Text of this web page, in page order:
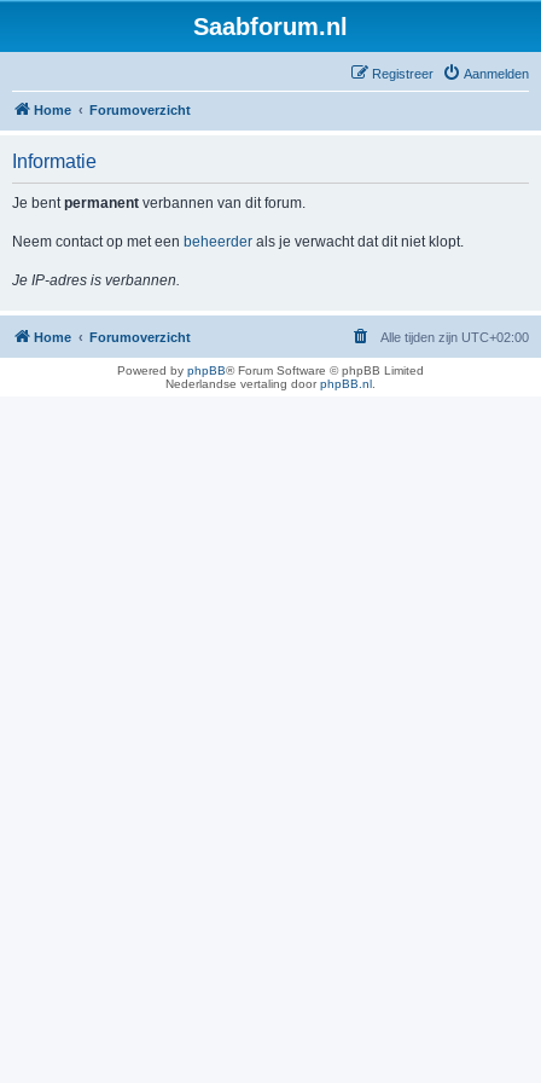
Saabforum.nl
Aanmelden
Registreer
Home Forumoverzicht
Informatie
Je bentpermanent verbannen van dit forum.
Neem contact op met een beheerder als je verwacht dat dit niet klopt.
Je IP-adres is verbannen.
Home Forumoverzicht Alle tijden zijn UTC+02:00
Powered by phpBB® Forum Software © phpBB Limited
Nederlandse vertaling doorphpBB.nl